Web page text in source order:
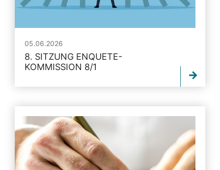
05.06.2026
8. SITZUNG ENQUETE-
KOMMISSION 8/1